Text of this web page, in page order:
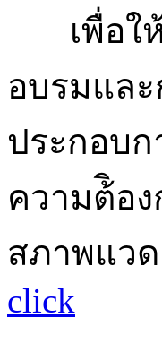
เพื่อให้
อบรมและ
ประกอบก
ความต้ิอ
สภาพแวด
click